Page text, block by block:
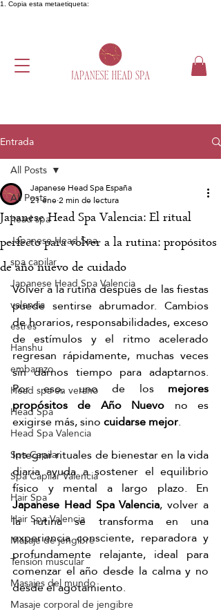
1. Copia esta metaetiqueta:
Entrada
All Posts
head spa
Japanese Head Spa
spa capilar
Japanese Head Spa Valencia
valencia
estrés
Hanshu
embarazo
Head spa en verano
Head Spa
Head Spa Valencia
Spa Capilar
Spa Capilar Valencia
Hair Spa
Hair Spa Valencia
Masaje de jengibre
Tensión muscular
Masajes del mundo
Masaje corporal de jengibre
All Posts
Japanese Head Spa Valencia: El ritual
perfecto para volver a la rutina: propósitos
de año nuevo de cuidado
Japanese Head Spa España
21 ene2 min de lectura
Volver a la rutina después de las fiestas
puede sentirse abrumador. Cambios
de horarios, responsabilidades, exceso
de estímulos y el ritmo acelerado
regresan rápidamente, muchas veces
sin darnos tiempo para adaptarnos.
Por eso, uno de los mejores
propósitos de Año Nuevo no es
exigirse más, sino cuidarse mejor.
Integrar rituales de bienestar en la vida
diaria ayuda a sostener el equilibrio
Japanese Head Spa Valencia, volver a
la rutina se transforma en una
experiencia consciente, reparadora y
profundamente relajante, ideal para
comenzar el año desde la calma y no
desde el agotamiento.